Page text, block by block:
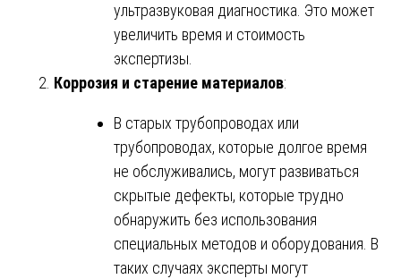
ультразвуковая диагностика. Это может
увеличить время и стоимость
экспертизы.
Коррозия и старение материалов:
В старых трубопроводах или
трубопроводах, которые долгое время
не обслуживались, могут развиваться
скрытые дефекты, которые трудно
обнаружить без использования
специальных методов и оборудования. В
таких случаях эксперты могут